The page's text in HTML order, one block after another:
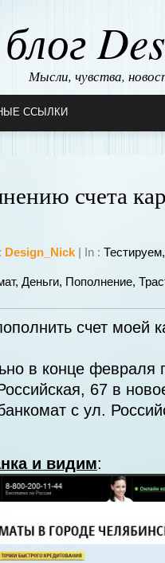
Мысли, чувства,
ССЫЛКИ
счета
Design_Nick | In :
, Деньги, Пополнение,
счет моей
в конце февраля
67 в
с ул.
и видим: